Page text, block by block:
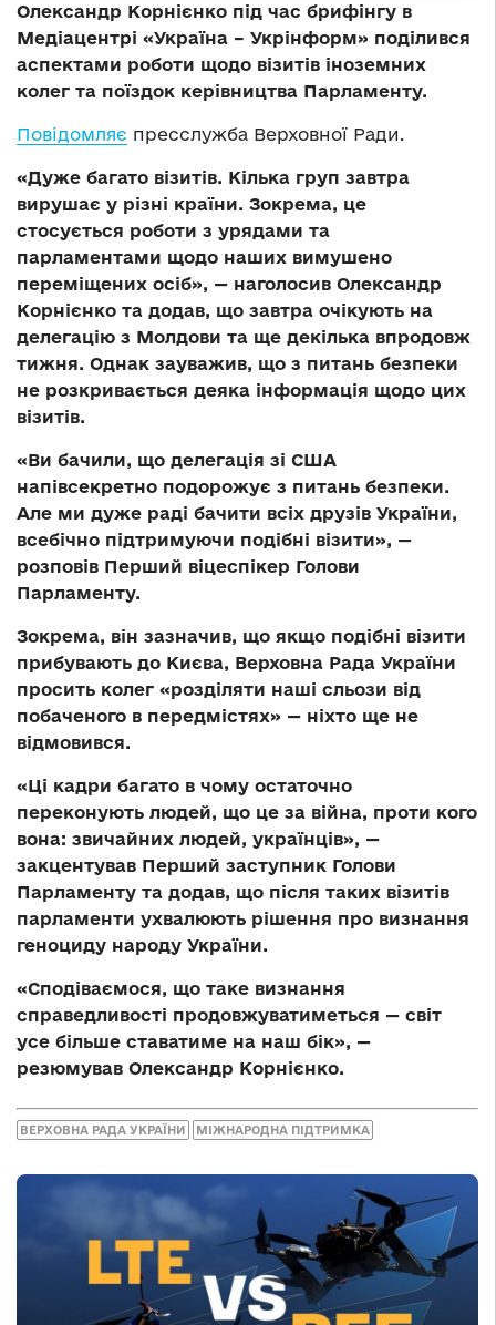
Олександр Корнієнко під час брифінгу в
Медіацентрі «Україна – Укрінформ» поділився
аспектами роботи щодо візитів іноземних
колег та поїздок керівництва Парламенту.
Повідомляє пресслужба Верховної Ради.
«Дуже багато візитів. Кілька груп завтра
вирушає у різні країни. Зокрема, це
стосується роботи з урядами та
парламентами щодо наших вимушено
переміщених осіб», — наголосив Олександр
Корнієнко та додав, що завтра очікують на
делегацію з Молдови та ще декілька впродовж
тижня. Однак зауважив, що з питань безпеки
не розкривається деяка інформація щодо цих
візитів.
«Ви бачили, що делегація зі США
напівсекретно подорожує з питань безпеки.
Але ми дуже раді бачити всіх друзів України,
всебічно підтримуючи подібні візити», —
розповів Перший віцеспікер Голови
Парламенту.
Зокрема, він зазначив, що якщо подібні візити
прибувають до Києва, Верховна Рада України
просить колег «розділяти наші сльози від
побаченого в передмістях» — ніхто ще не
відмовився.
«Ці кадри багато в чому остаточно
переконують людей, що це за війна, проти кого
вона: звичайних людей, українців», —
закцентував Перший заступник Голови
Парламенту та додав, що після таких візитів
парламенти ухвалюють рішення про визнання
геноциду народу України.
«Сподіваємося, що таке визнання
справедливості продовжуватиметься — світ
усе більше ставатиме на наш бік», —
резюмував Олександр Корнієнко.
ВЕРХОВНА РАДА УКРАЇНИ МІЖНАРОДНА ПІДТРИМКА